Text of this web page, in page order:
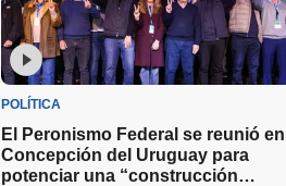
POLÍTICA
El Peronismo Federal se reunió en
Concepción del Uruguay para
potenciar una “construcción